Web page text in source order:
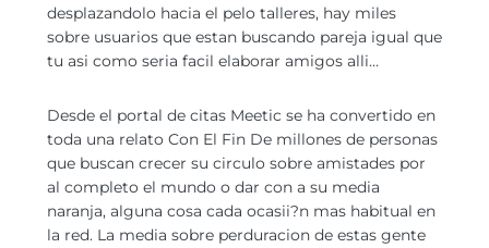
desplazandolo hacia el pelo talleres, hay miles
sobre usuarios que estan buscando pareja igual que
tu asi­ como seri­a facil elaborar amigos alli…
Desde el portal de citas Meetic se ha convertido en
toda una relato Con El Fin De millones de personas
que buscan crecer su circulo sobre amistades por
al completo el mundo o dar con a su media
naranja, alguna cosa cada ocasii?n mas habitual en
la red. La media sobre perduracion de estas gente